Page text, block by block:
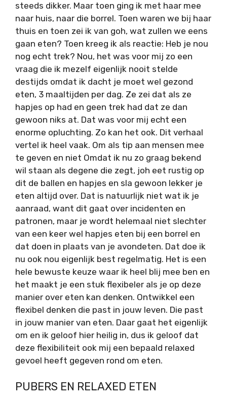
steeds dikker. Maar toen ging ik met haar mee
naar huis, naar die borrel. Toen waren we bij haar
thuis en toen zei ik van goh, wat zullen we eens
gaan eten? Toen kreeg ik als reactie: Heb je nou
nog echt trek? Nou, het was voor mij zo een
vraag die ik mezelf eigenlijk nooit stelde
destijds omdat ik dacht je moet wel gezond
eten, 3 maaltijden per dag. Ze zei dat als ze
hapjes op had en geen trek had dat ze dan
gewoon niks at. Dat was voor mij echt een
enorme opluchting. Zo kan het ook. Dit verhaal
vertel ik heel vaak. Om als tip aan mensen mee
te geven en niet Omdat ik nu zo graag bekend
wil staan als degene die zegt, joh eet rustig op
dit de ballen en hapjes en sla gewoon lekker je
eten altijd over. Dat is natuurlijk niet wat ik je
aanraad, want dit gaat over incidenten en
patronen, maar je wordt helemaal niet slechter
van een keer wel hapjes eten bij een borrel en
dat doen in plaats van je avondeten. Dat doe ik
nu ook nou eigenlijk best regelmatig. Het is een
hele bewuste keuze waar ik heel blij mee ben en
het maakt je een stuk flexibeler als je op deze
manier over eten kan denken. Ontwikkel een
flexibel denken die past in jouw leven. Die past
in jouw manier van eten. Daar gaat het eigenlijk
om en ik geloof hier heilig in, dus ik geloof dat
deze flexibiliteit ook mij een bepaald relaxed
gevoel heeft gegeven rond om eten.
PUBERS EN RELAXED ETEN